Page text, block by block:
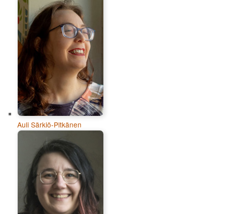
Auli Särkiö-Pitkänen